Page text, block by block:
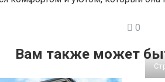
0
Вам также может